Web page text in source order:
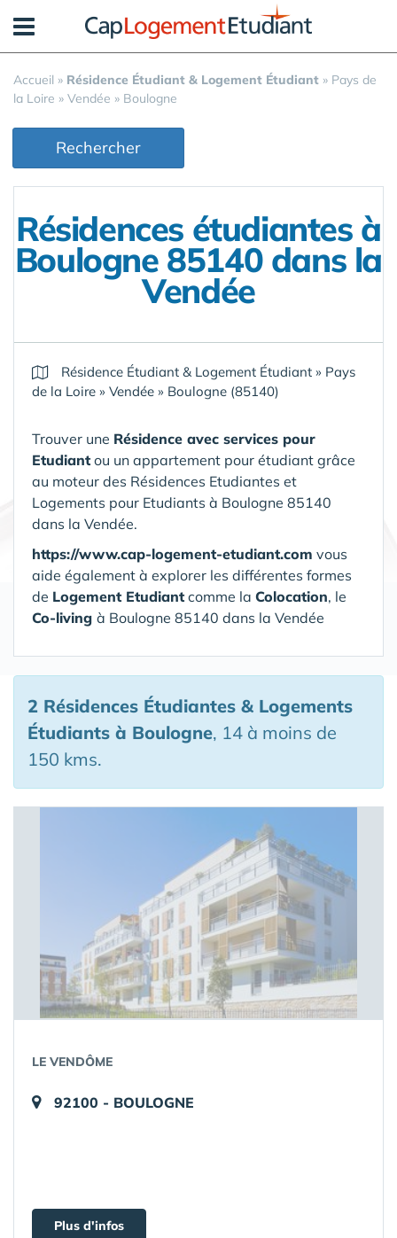
Accueil » Résidence Étudiant & Logement Étudiant » Pays de
la Loire » Vendée » Boulogne
Rechercher
Résidences étudiantes à
Boulogne 85140 dans la
Vendée
Résidence Étudiant & Logement Étudiant » Pays
de la Loire » Vendée » Boulogne (85140)
Trouver une Résidence avec services pour
Etudiant ou un appartement pour étudiant grâce
au moteur des Résidences Etudiantes et
Logements pour Etudiants à Boulogne 85140
dans la Vendée.
https://www.cap-logement-etudiant.com vous
aide également à explorer les différentes formes
de Logement Etudiant comme la Colocation, le
Co-living à Boulogne 85140 dans la Vendée
2 Résidences Étudiantes & Logements
Étudiants à Boulogne, 14 à moins de
150 kms.
LE VENDÔME
92100 - BOULOGNE
Plus d'infos